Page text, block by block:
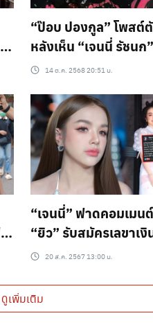
“ป๊อบ ปองกูล” โพสต์
หลังเห็น “เจนนี่ รัชนก
โกยยอดวันละ 200 ล้าน!
14 ต.ค. 2568 20:51 น.
“เจนนี่” ฟาดคอมเมน
“ยิว” รับสมัครเลขาเ
20 ส.ค. 2567 13:00 น.
ดูเพิ่มเติม